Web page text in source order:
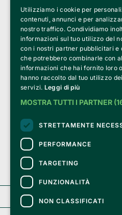
Clappit è un marchio di proprietà di:
Bemils Srl
a Socio Unico
Via Fosse Ardeatine, 4 -20092 Cinisello
PI 05589050961
Iscr. C.C.I.A.A. Milano R.E.A. 1833471
© 2010-2025 Bemils Srl - Tutti i diritti
Credits:
Clappit è basato sulla piattaforma di
dall’Agenzia delle Entrate con
2025.
sono sicuri e protetti da un certificato
con crittografia a 128 bit.
Clappit
Utilizziamo i cookie per
contenuti, annunci e per
nostro traffico. Condividiamo
informazioni sul tuo utilizzo del
con i nostri partner pubblicitari e
che potrebbero combinarle con
informazioni che hai fornito loro
hanno raccolto dal tuo utilizzo
servizi. Leggi di più
MOSTRA TUTTI I PARTNER
STRETTAMENTE
PERFORMANCE
TARGETING
FUNZIONALITÀ
NON CLASSIFICATI